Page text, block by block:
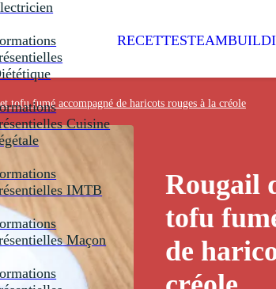
Cuisine
IMTB
Maçon
RECETTES
tofu fumé accompagné de haricots rouges à la créole
Rougail
tofu
de